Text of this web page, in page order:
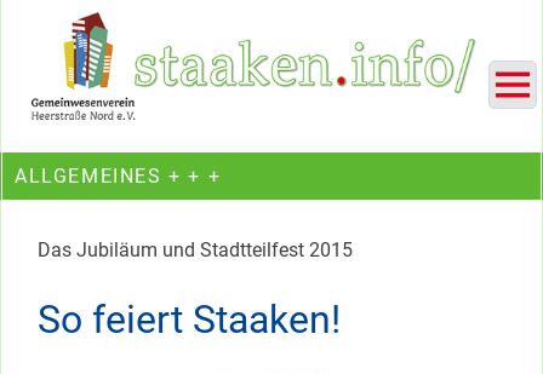
Ein Projekt des Gemeinwesenvereins Heerstraße Nord
ALLGEMEINES + + +
Das Jubiläum und Stadtteilfest 2015
So feiert Staaken!